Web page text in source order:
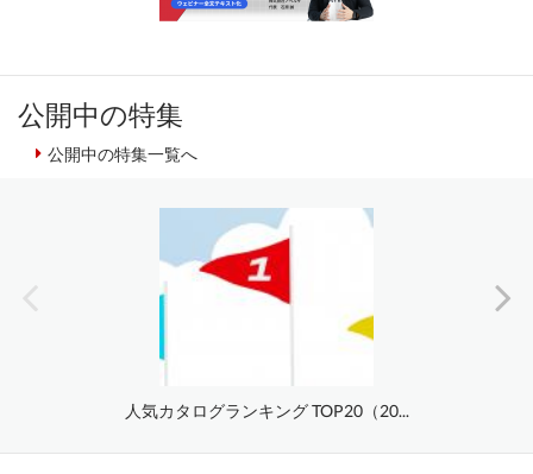
公開中の特集
公開中の特集一覧へ
人気カタログランキング TOP20（20...